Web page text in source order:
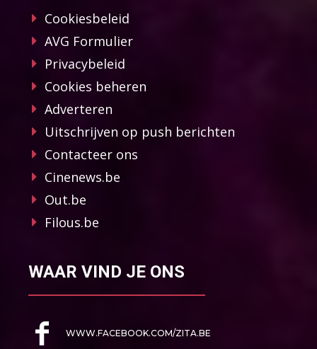
Cookiesbeleid
AVG Formulier
Privacybeleid
Cookies beheren
Adverteren
Uitschrijven op push berichten
Contacteer ons
Cinenews.be
Out.be
Filous.be
WAAR VIND JE ONS
WWW.FACEBOOK.COM/ZITA.BE